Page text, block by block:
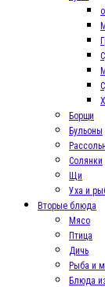
Борщи
Бульоны
Солянки
Щи
Уха и
Вторые блюда
Мясо
Птица
Дичь
Рыба и
Блюда